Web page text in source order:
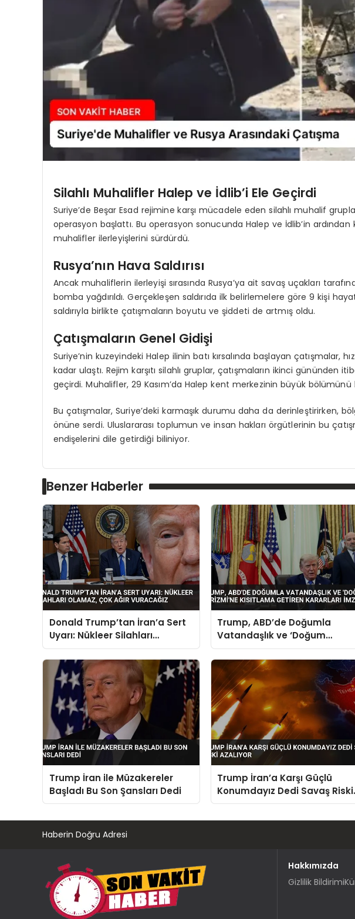
Silahlı Muhalifler Halep ve İdlib’i Ele Geçirdi
Suriye’de Beşar Esad rejimine karşı mücadele eden silahlı muhalif
operasyon başlattı. Bu operasyon sonucunda Halep ve İdlib’in
muhalifler ilerleyişlerini sürdürdü.
Rusya’nın Hava Saldırısı
Ancak muhaliflerin ilerleyişi sırasında Rusya’ya ait savaş uçakları
bomba yağdırıldı. Gerçekleşen saldırıda ilk belirlemelere göre 9 kişi
saldırıyla birlikte çatışmaların boyutu ve şiddeti de artmış oldu.
Çatışmaların Genel Gidişi
Suriye’nin kuzeyindeki Halep ilinin batı kırsalında başlayan çatışmalar,
kadar ulaştı. Rejim karşıtı silahlı gruplar, çatışmaların ikinci gününden
geçirdi. Muhalifler, 29 Kasım’da Halep kent merkezinin büyük bölümünü
Bu çatışmalar, Suriye’deki karmaşık durumu daha da derinleştirirken,
önüne serdi. Uluslararası toplumun ve insan hakları örgütlerinin bu
endişelerini dile getirdiği biliniyor.
Benzer Haberler
Donald Trump’tan İran’a Sert
Uyarı: Nükleer Silahları
Olamaz, Çok Ağır Vuracağız
Trump, ABD’de Doğumla
Vatandaşlık ve ‘Doğum
Turizmi’ne Kısıtlama Getiren
Kararları İmzaladı
Trump İran ile Müzakereler
Başladı Bu Son Şansları Dedi
Trump İran’a Karşı Güçlü
Konumdayız Dedi Savaş Riski
Azalıyor
Haberin Doğru Adresi
Hakkımızda
Gizlilik Bildirimi